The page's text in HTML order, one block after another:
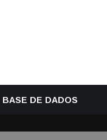
BASE DE DADOS